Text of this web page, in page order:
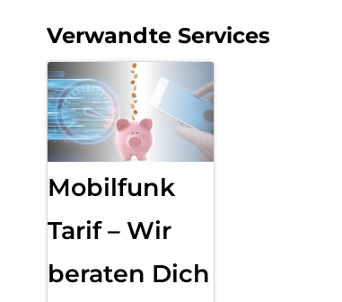
Verwandte Services
Mobilfunk
Tarif – Wir
beraten Dich